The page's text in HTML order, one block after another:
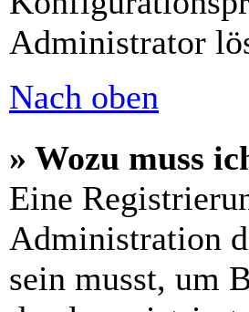
Administrator
Nach oben
» Wozu muss
Eine
Administration
sein musst, um